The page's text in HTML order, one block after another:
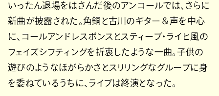
いったん退場をはさんだ後のアンコールでは、さらに
新曲が披露された。角銅と古川のギター＆声を中心
に、コールアンドレスポンスとスティーブ・ライヒ風の
フェイズシフティングを折衷したような一曲。子供の
遊びのようなほがらかさとスリリングなグルーブに身
を委ねているうちに、ライブは終演となった。